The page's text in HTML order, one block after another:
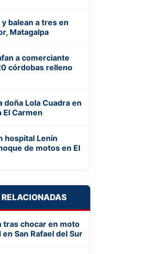
y balean a tres en
Matagalpa
a comerciante
córdobas relleno
doña Lola Cuadra en
El Carmen
hospital Lenín
de motos en El
tras chocar en moto
San Rafael del Sur